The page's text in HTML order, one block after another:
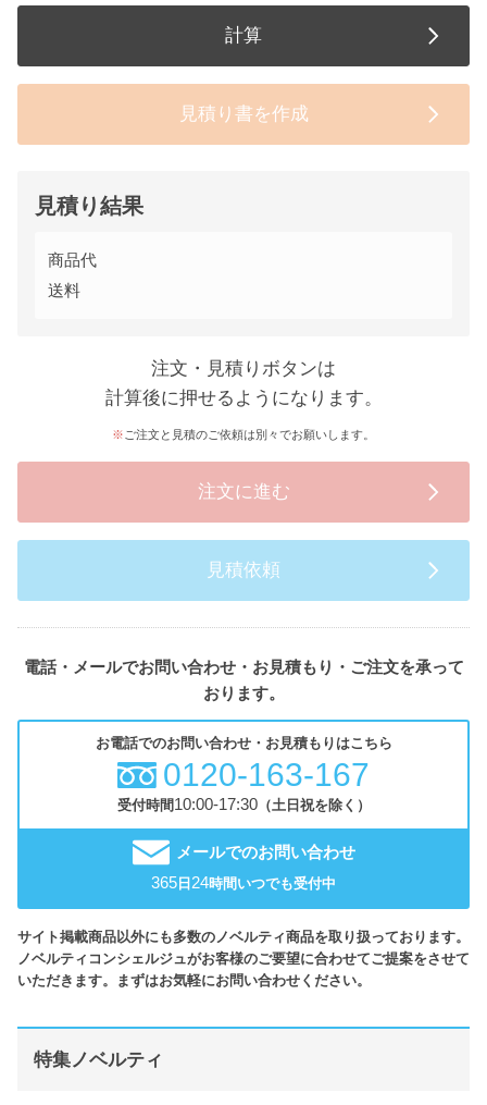
計算
見積り書を作成
見積り結果
商品代
送料
注文・見積りボタンは
計算後に押せるようになります。
ご注文と見積のご依頼は別々でお願いします。
注文に進む
見積依頼
電話・メールでお問い合わせ・お見積もり・ご注文を承って
おります。
お電話でのお問い合わせ・お見積もりはこちら
0120-163-167
受付時間10:00-17:30（土日祝を除く）
メールでのお問い合わせ
365日24時間いつでも受付中
サイト掲載商品以外にも多数のノベルティ商品を取り扱っております。
ノベルティコンシェルジュがお客様のご要望に合わせてご提案をさせて
いただきます。まずはお気軽にお問い合わせください。
特集ノベルティ